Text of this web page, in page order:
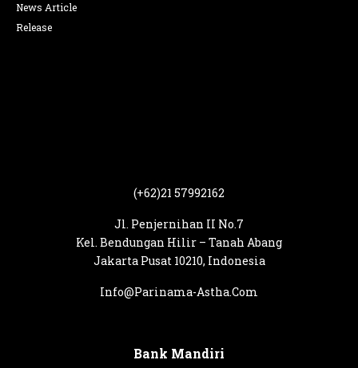
News Article
Release
(+62)21 57992162
Jl. Penjernihan II No.7
Kel. Bendungan Hilir – Tanah Abang
Jakarta Pusat 10210, Indonesia
Info@Parinama-Astha.Com
Bank Mandiri